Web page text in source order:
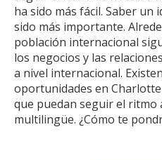
ha sido más fácil. Saber
sido más importante.
población internacional
los negocios y las
a nivel internacional.
oportunidades en
que puedan seguir el ritmo
multilingüe. ¿Cómo te